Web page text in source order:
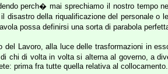
perch� mai sprechiamo il nostro tempo
disastro della riqualificazione del personale o
possa definirsi una sorta di parabola
del Lavoro, alla luce delle trasformazioni in
chi di volta in volta si alterna al governo, a
prima fra tutte quella relativa al collocamento.